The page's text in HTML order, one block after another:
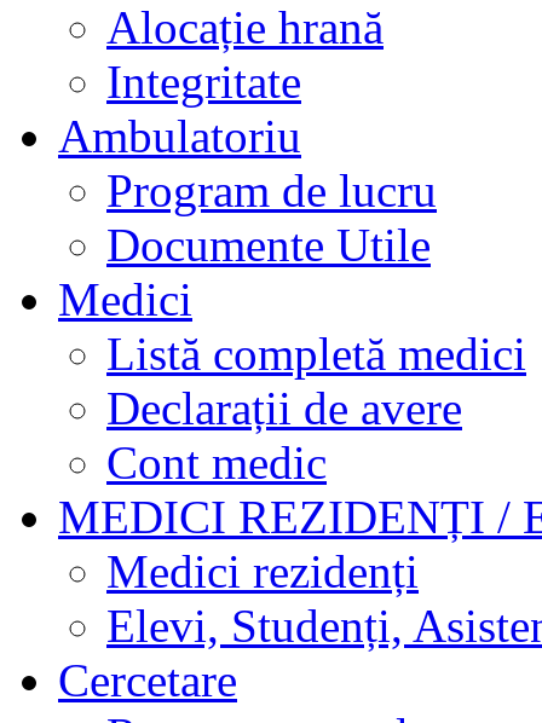
Alocație hrană
Integritate
Ambulatoriu
Program de lucru
Documente Utile
Medici
Listă completă medici
Declarații de avere
Cont medic
MEDICI REZIDENȚI /
Medici rezidenți
Elevi, Studenți,
Cercetare